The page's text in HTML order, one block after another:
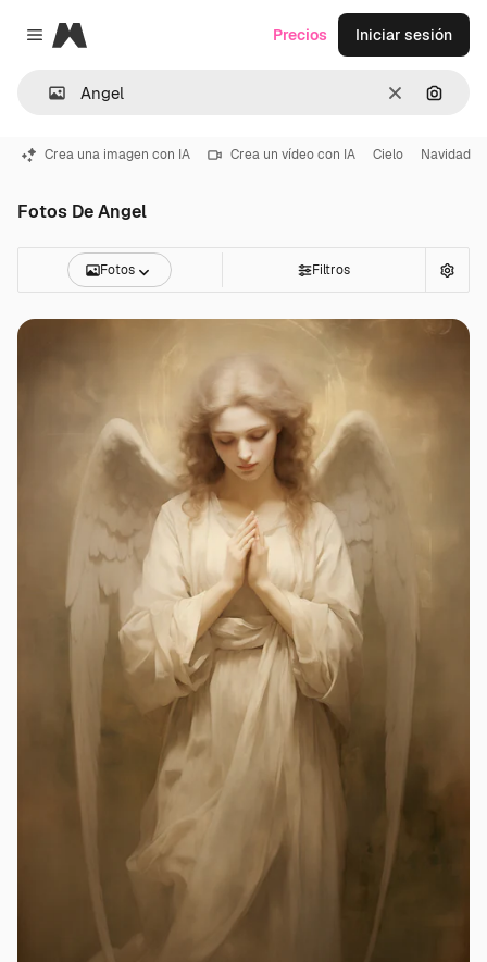
Close menu
Magnific
Borrar
Precios Iniciar sesión
Crea una imagen con IA Crea un vídeo con IA Cielo Navidad
Fotos De Angel
Fotos Filtros